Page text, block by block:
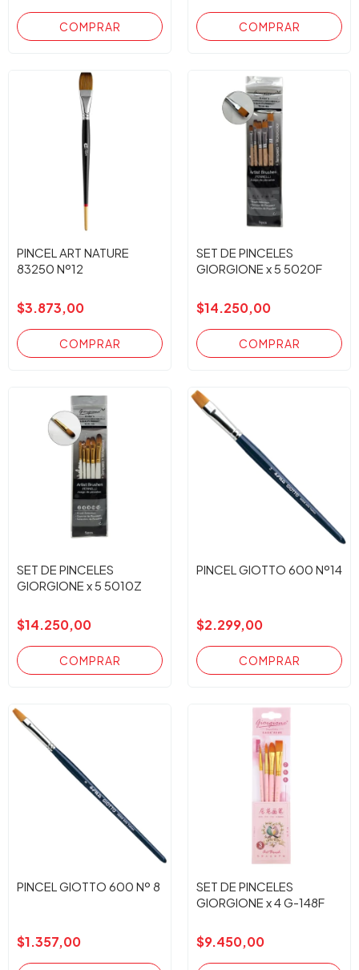
PINCEL ART NATURE
83250 Nº12
$3.873,00
SET DE PINCELES
GIORGIONE x 5 5020F
$14.250,00
SET DE PINCELES
GIORGIONE x 5 5010Z
$14.250,00
PINCEL GIOTTO 600 Nº14
$2.299,00
PINCEL GIOTTO 600 Nº 8
$1.357,00
SET DE PINCELES
GIORGIONE x 4 G-148F
$9.450,00